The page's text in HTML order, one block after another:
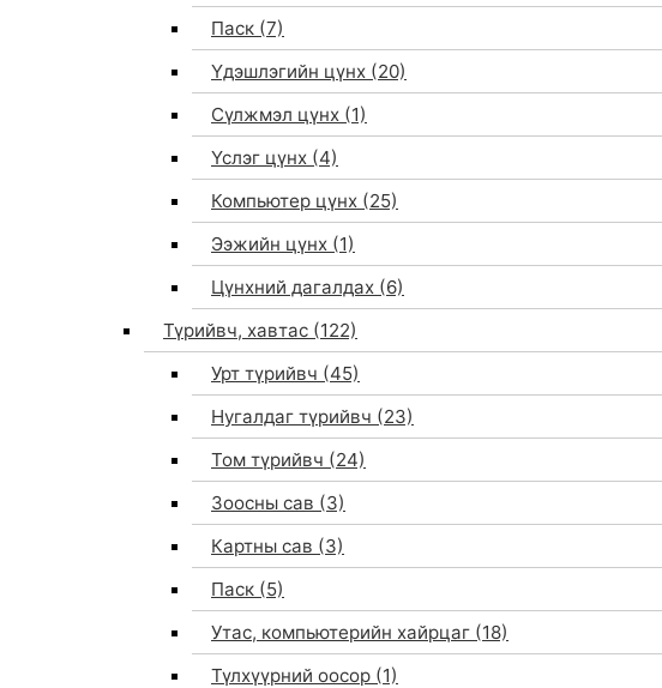
Паск (7)
Үдэшлэгийн цүнх (20)
Сүлжмэл цүнх (1)
Үслэг цүнх (4)
Компьютер цүнх (25)
Ээжийн цүнх (1)
Цүнхний дагалдах (6)
Түрийвч, хавтас (122)
Урт түрийвч (45)
Нугалдаг түрийвч (23)
Том түрийвч (24)
Зоосны сав (3)
Картны сав (3)
Паск (5)
Утас, компьютерийн хайрцаг (18)
Түлхүүрний оосор (1)